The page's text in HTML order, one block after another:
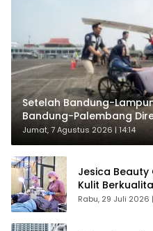
Setelah Bandung-
Bandung-Palembang
Penumpang
Jumat, 7 Agustus 2026 | 14:14
Jesica Beauty
Kulit
Rabu, 29 Juli 2026